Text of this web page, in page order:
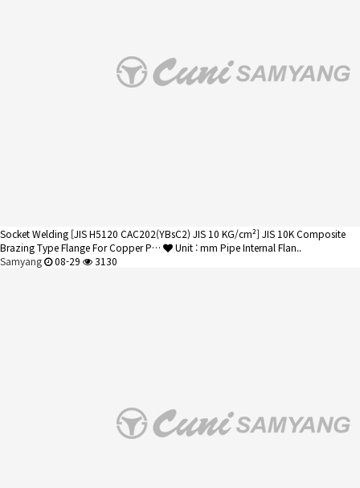
Socket Welding [JIS H5120 CAC202(YBsC2) JIS 10 KG/cm²] JIS 10K Composite
Brazing Type Flange For Copper P…
Unit : mm Pipe Internal Flan..
Samyang
08-29 3130